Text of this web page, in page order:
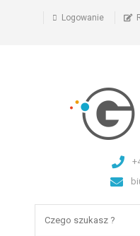
Logowanie